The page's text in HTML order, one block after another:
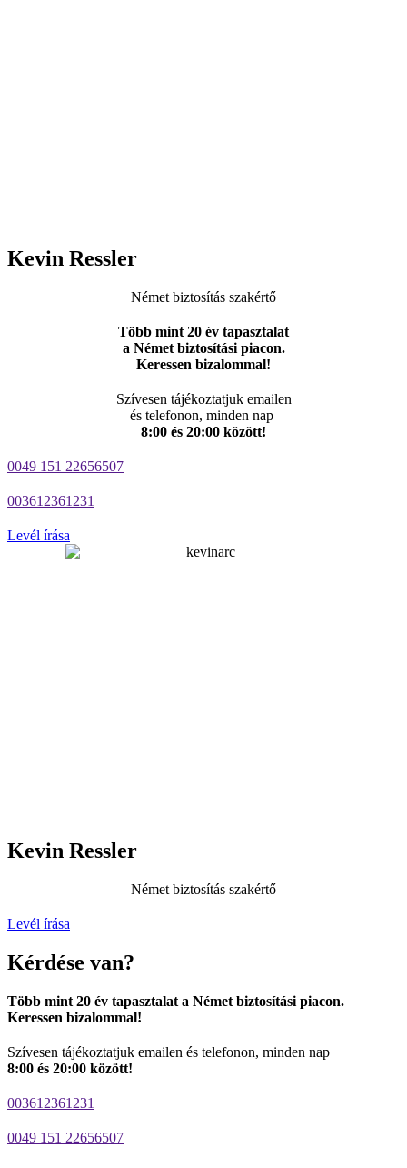
Kevin Ressler
Német biztosítás szakértő
Több mint 20 év tapasztalat
a Német biztosítási piacon.
Keressen bizalommal!
Szívesen tájékoztatjuk emailen
és telefonon, minden nap
8:00 és 20:00 között!
0049 151 22656507
003612361231
Levél írása
Kevin Ressler
Német biztosítás szakértő
Levél írása
Kérdése van?
Több mint 20 év tapasztalat a Német biztosítási piacon.
Keressen bizalommal!
Szívesen tájékoztatjuk emailen és telefonon, minden nap
8:00 és 20:00 között!
003612361231
0049 151 22656507